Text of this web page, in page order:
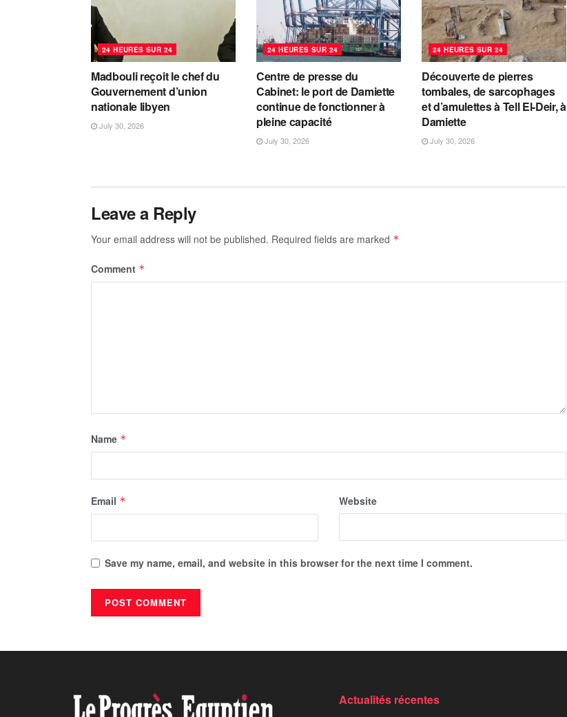
24 HEURES SUR 24
Madbouli reçoit le chef du
Gouvernement d’union
nationale libyen
July 30, 2026
24 HEURES SUR 24
Centre de presse du
Cabinet: le port de Damiette
continue de fonctionner à
pleine capacité
July 30, 2026
24 HEURES SUR 24
Découverte de pierres
tombales, de sarcophages
et d’amulettes à Tell El-Deir, à
Damiette
July 30, 2026
Leave a Reply
Your email address will not be published. Required fields are marked *
Comment *
Name *
Email * Website
Save my name, email, and website in this browser for the next time I comment.